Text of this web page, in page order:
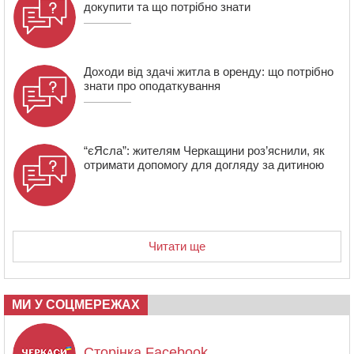
18:23
Зарядка, йога, сапи та нові знайомства: у Черкасах
закрили сезон літнього табору для людей поважного
віку
докупити та що потрібно знати
Доходи від здачі житла в оренду: що потрібно
знати про оподаткування
“єЯсла”: жителям Черкащини роз’яснили, як
отримати допомогу для догляду за дитиною
Читати ще
МИ У СОЦМЕРЕЖАХ